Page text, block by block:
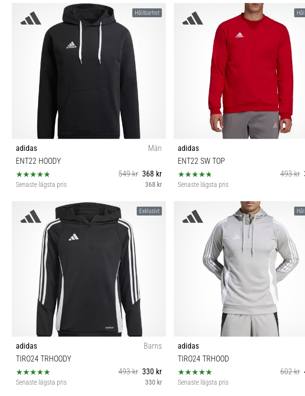
Hållbarhet
adidas
Män
ENT22 HOODY
549 kr 368 kr
Senaste lägsta pris 368 kr
adidas
ENT22 SW TOP
493 kr
Senaste lägsta pris
S M
Exklusivt
adidas
Barns
TIRO24 TRHOODY
493 kr 330 kr
Senaste lägsta pris 330 kr
adidas
TIRO24 TRHOOD
602 kr
Senaste lägsta pris